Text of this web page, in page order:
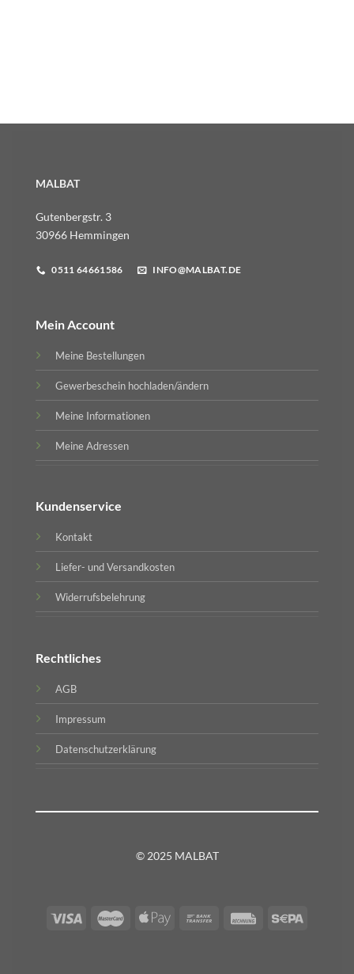
MALBAT
Gutenbergstr. 3
30966 Hemmingen
0511 64661586 INFO@MALBAT.DE
Mein Account
Meine Bestellungen
Gewerbeschein hochladen/ändern
Meine Informationen
Meine Adressen
Kundenservice
Kontakt
Liefer- und Versandkosten
Widerrufsbelehrung
Rechtliches
AGB
Impressum
Datenschutzerklärung
© 2025 MALBAT